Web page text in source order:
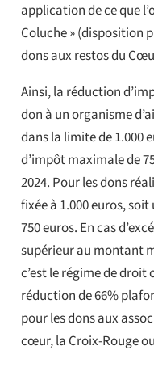
application de ce que
Coluche » (disposition
dons aux restos du
Ainsi, la réduction
don à un organisme
dans la limite de 1.000
d’impôt maximale de
2024. Pour les dons
fixée à 1.000 euros,
750 euros. En cas
supérieur au montant
c’est le régime de droit
réduction de 66%
pour les dons aux
cœur, la Croix-Rouge